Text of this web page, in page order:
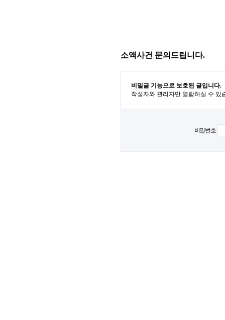
소액사건 문의드립니다.
비밀글 기능으로 보호된 글입니다.
작성자와 관리자만 열람하실 수 있
비밀번호